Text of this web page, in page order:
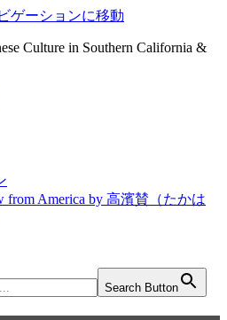
ゲーションに移動
Culture in Southern California &
from America by 高濱賛（たかは
Search Button